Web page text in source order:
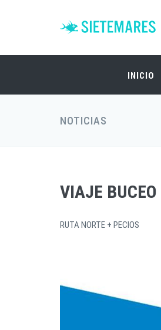
INICIO
NOTICIAS
VIAJE
RUTA NORTE + PECIOS